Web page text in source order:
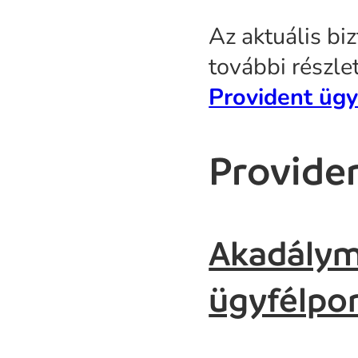
Az aktuális
további
Provident